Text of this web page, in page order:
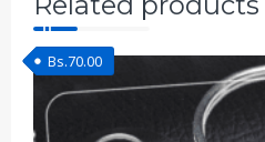
Bs.70.00